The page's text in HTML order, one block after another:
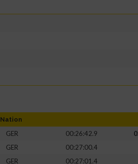
Nation
GER 00:26:42.9
GER
00:27:00.4
GER
00:27:01.4